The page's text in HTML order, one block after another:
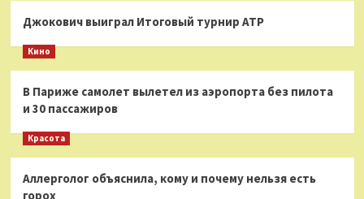
Джокович выиграл Итоговый турнир ATP
Кино
В Париже самолет вылетел из аэропорта без пилота
и 30 пассажиров
Красота
Аллерголог объяснила, кому и почему нельзя есть
горох